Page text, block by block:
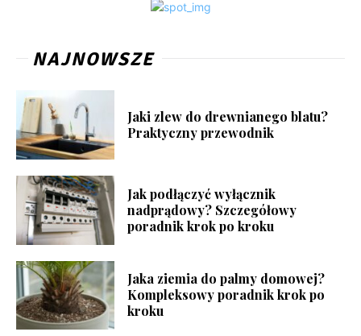
NAJNOWSZE
Jaki zlew do drewnianego blatu?
Praktyczny przewodnik
Jak podłączyć wyłącznik
nadprądowy? Szczegółowy
poradnik krok po kroku
Jaka ziemia do palmy domowej?
Kompleksowy poradnik krok po
kroku